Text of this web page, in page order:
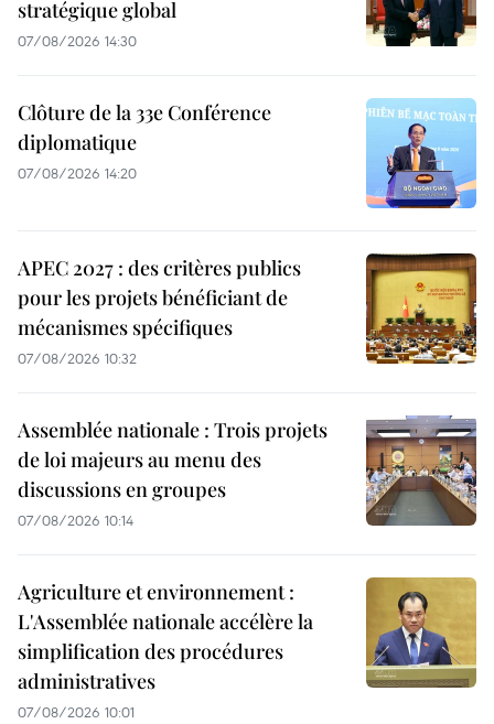
stratégique global
07/08/2026 14:30
Clôture de la 33e Conférence
diplomatique
07/08/2026 14:20
APEC 2027 : des critères publics
pour les projets bénéficiant de
mécanismes spécifiques
07/08/2026 10:32
Assemblée nationale : Trois projets
de loi majeurs au menu des
discussions en groupes
07/08/2026 10:14
Agriculture et environnement :
L'Assemblée nationale accélère la
simplification des procédures
administratives
07/08/2026 10:01